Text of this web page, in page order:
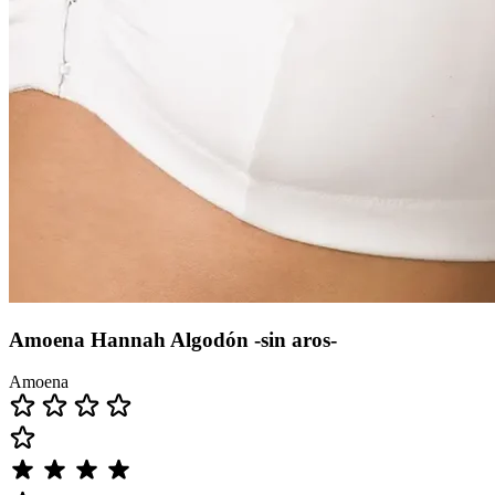
Amoena Hannah Algodón -sin aros-
Amoena